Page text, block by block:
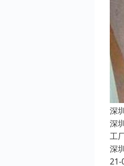
深
深
工
深
21-